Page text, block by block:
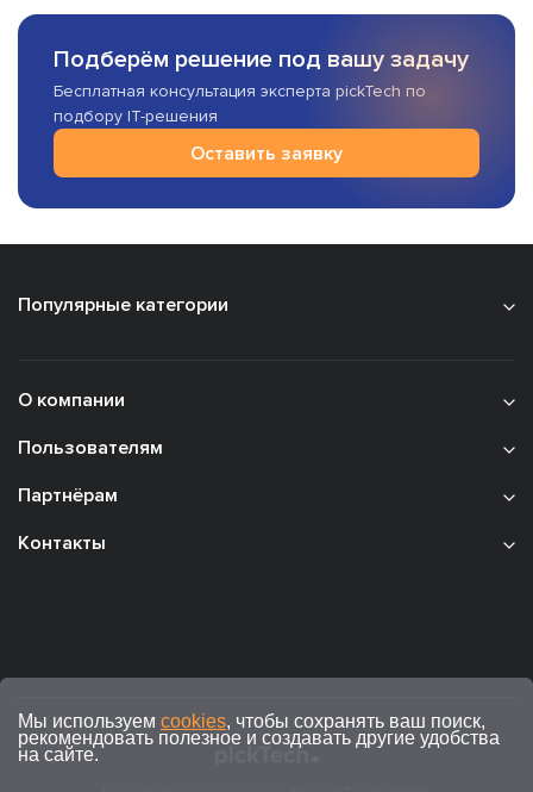
Подберём решение под вашу задачу
Бесплатная консультация эксперта pickTech по
подбору IT-решения
Оставить заявку
Популярные категории
О компании
Пользователям
Партнёрам
Контакты
Мы используем cookies, чтобы сохранять ваш поиск,
рекомендовать полезное и создавать другие удобства
на сайте.